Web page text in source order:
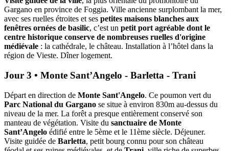
Gargano en province de Foggia. Ville ancienne surplombant la mer,
avec ses ruelles étroites et ses petites maisons blanches aux
fenêtres ornées de basilic, c’est un petit port agréable dont le
centre historique conserve de nombreuses ruelles d'origine
médiévale : la cathédrale, le château. Installation à l’hôtel dans la
région de Vieste. Dîner logement.
Jour 3 • Monte Sant’Angelo - Barletta - Trani
Départ en direction de Monte Sant'Angelo. Ce poumon vert du
Parc National du Gargano se situe à environ 830m au-dessus du
niveau de la mer. La forêt a presque entièrement conservé son
manteau de végétation. Visite du sanctuaire de Monte
Sant’Angelo édifié entre le 5ème et le 11ème siècle. Déjeuner.
Visite guidée de Barletta, petit bourg connu pour son château